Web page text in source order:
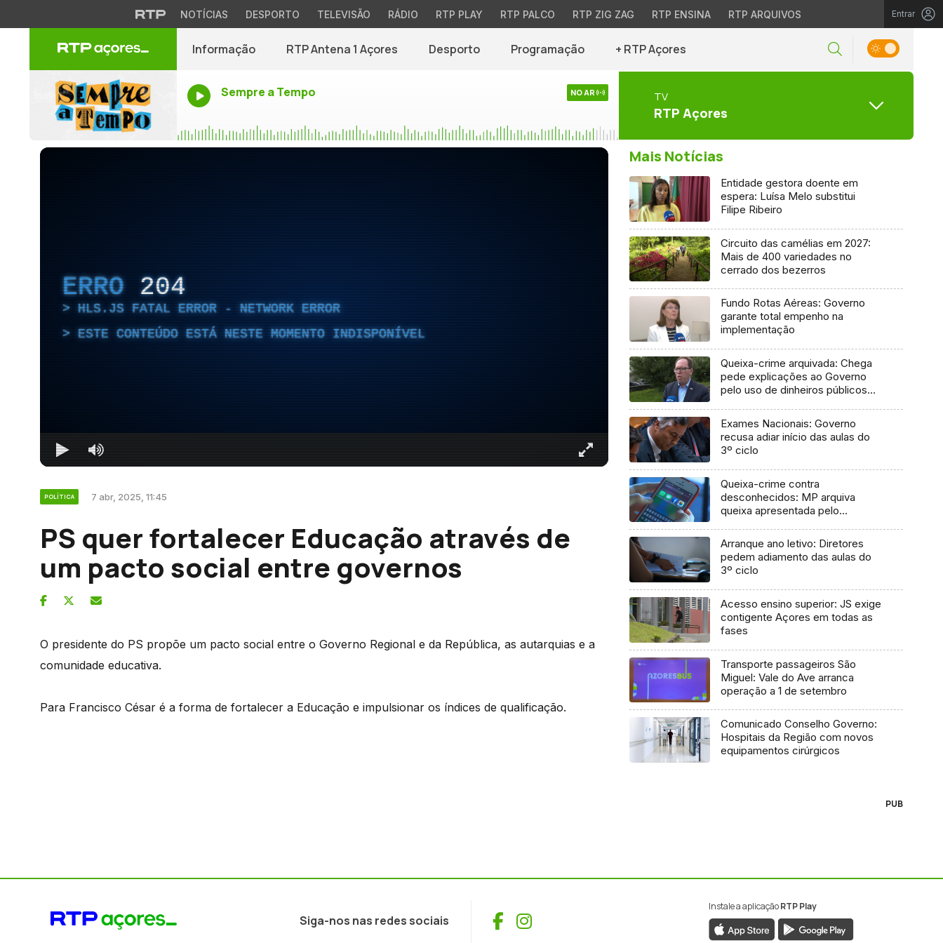
NOTÍCIAS DESPORTO TELEVISÃO RÁDIO RTP PLAY RTP PALCO RTP ZIG ZAG RTP ENSINA RTP ARQUIVOS Entrar
Informação RTP Antena 1 Açores Desporto Programação + RTP Açores
Sempre a Tempo NO AR TV
RTP Açores
ERRO 204
HLS.JS FATAL ERROR - NETWORK ERROR
ESTE CONTEÚDO ESTÁ NESTE MOMENTO INDISPONÍVEL
POLÍTICA 7 abr, 2025, 11:45
PS quer fortalecer Educação através de
um pacto social entre governos
O presidente do PS propõe um pacto social entre o Governo Regional e da República, as autarquias e a
comunidade educativa.
Para Francisco César é a forma de fortalecer a Educação e impulsionar os índices de qualificação.
Mais Notícias
Entidade gestora doente em
espera: Luísa Melo substitui
Filipe Ribeiro
Circuito das camélias em 2027:
Mais de 400 variedades no
cerrado dos bezerros
Fundo Rotas Aéreas: Governo
garante total empenho na
implementação
Queixa-crime arquivada: Chega
pede explicações ao Governo
pelo uso de dinheiros públicos
Exames Nacionais: Governo
recusa adiar início das aulas do
3º ciclo
Queixa-crime contra
desconhecidos: MP arquiva
queixa apresentada pelo
Arranque ano letivo: Diretores
pedem adiamento das aulas do
3º ciclo
Acesso ensino superior: JS exige
contigente Açores em todas as
fases
Transporte passageiros São
Miguel: Vale do Ave arranca
operação a 1 de setembro
Comunicado Conselho Governo:
Hospitais da Região com novos
equipamentos cirúrgicos
PUB
Siga-nos nas redes sociais Facebook
Instagram
Instale a aplicaçãoRTP Play